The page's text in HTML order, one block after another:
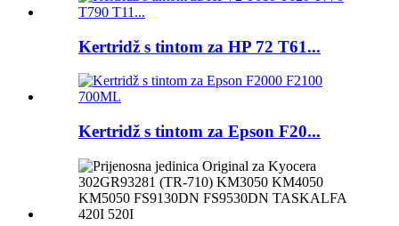
Kertridž s tintom za HP 72 T61...
Kertridž s tintom za Epson F20...